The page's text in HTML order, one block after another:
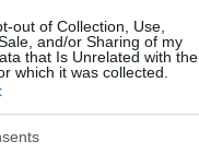
out of Collection, Use,
and/or Sharing of my
that Is Unrelated with the
which it was collected.
alacsonyabb egy
rendelkező légi
forint
vagy annál